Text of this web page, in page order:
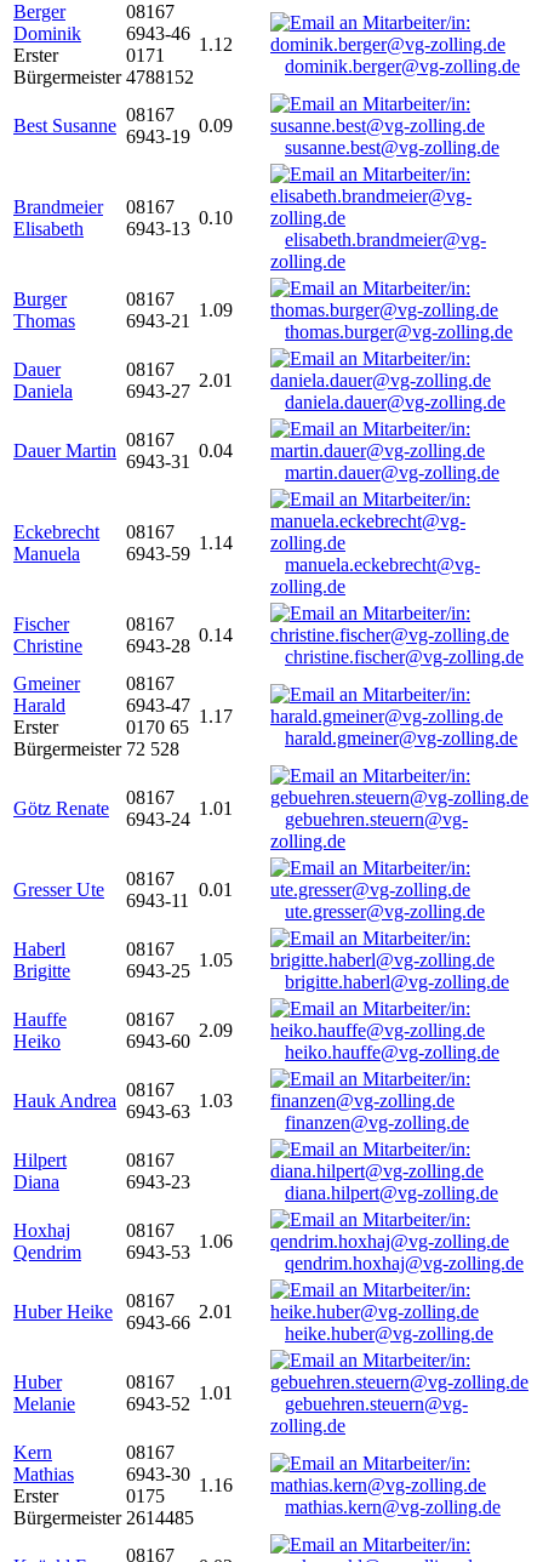
Berger
Dominik
Erster
Bürgermeister
08167
6943-46
0171
4788152
1.12
dominik.berger@vg-zolling.de
Best Susanne
08167
6943-19
0.09
susanne.best@vg-zolling.de
Brandmeier
Elisabeth
08167
6943-13
0.10
elisabeth.brandmeier@vg-
zolling.de
Burger
Thomas
08167
6943-21
1.09
thomas.burger@vg-zolling.de
Dauer
Daniela
08167
6943-27
2.01
daniela.dauer@vg-zolling.de
Dauer Martin
08167
6943-31
0.04
martin.dauer@vg-zolling.de
Eckebrecht
Manuela
08167
6943-59
1.14
manuela.eckebrecht@vg-
zolling.de
Fischer
Christine
08167
6943-28
0.14
christine.fischer@vg-zolling.de
Gmeiner
Harald
Erster
Bürgermeister
08167
6943-47
0170 65
72 528
1.17
harald.gmeiner@vg-zolling.de
Götz Renate
08167
6943-24
1.01
gebuehren.steuern@vg-
zolling.de
Gresser Ute
08167
6943-11
0.01
ute.gresser@vg-zolling.de
Haberl
Brigitte
08167
6943-25
1.05
brigitte.haberl@vg-zolling.de
Hauffe
Heiko
08167
6943-60
2.09
heiko.hauffe@vg-zolling.de
Hauk Andrea
08167
6943-63
1.03
finanzen@vg-zolling.de
Hilpert
Diana
08167
6943-23
diana.hilpert@vg-zolling.de
Hoxhaj
Qendrim
08167
6943-53
1.06
qendrim.hoxhaj@vg-zolling.de
Huber Heike
08167
6943-66
2.01
heike.huber@vg-zolling.de
Huber
Melanie
08167
6943-52
1.01
gebuehren.steuern@vg-
zolling.de
Kern
Mathias
Erster
Bürgermeister
08167
6943-30
0175
2614485
1.16
mathias.kern@vg-zolling.de
08167